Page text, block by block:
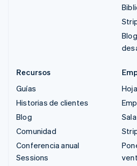
Recursos
Guías
Historias de clientes
Blog
Comunidad
Conferencia anual
Sessions